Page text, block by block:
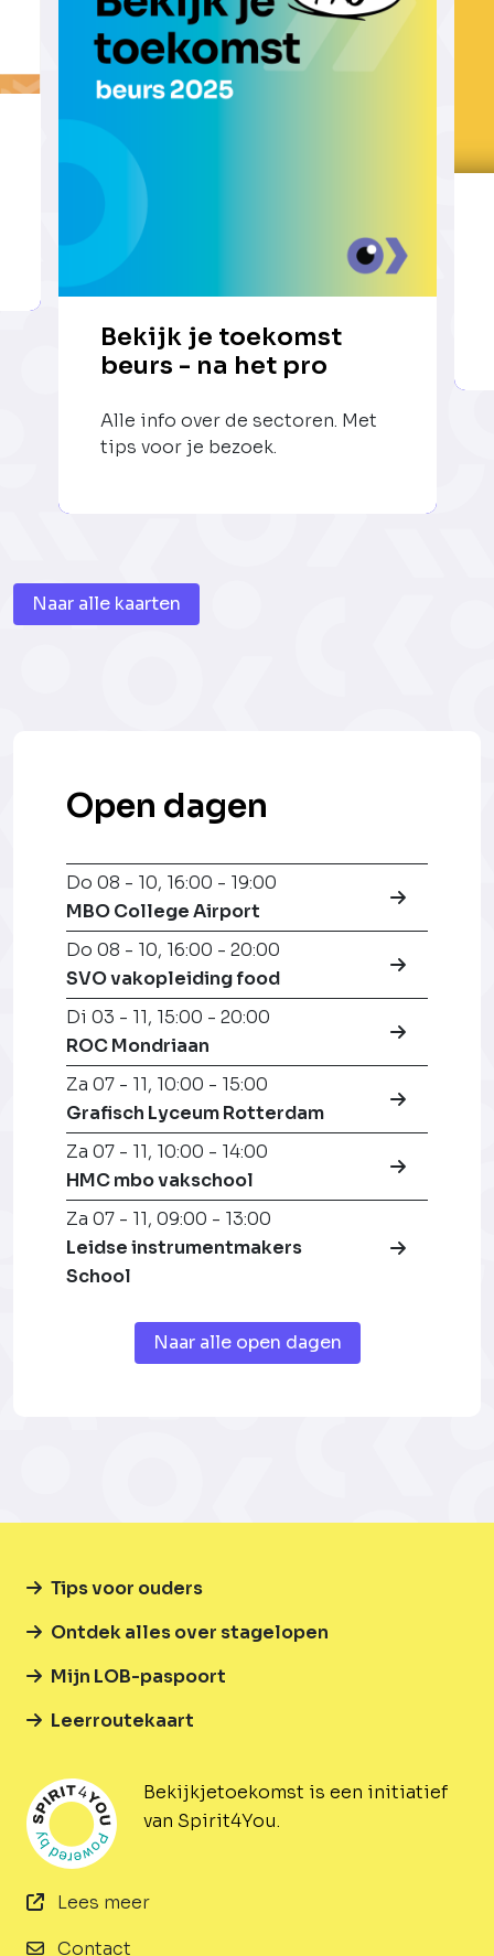
Bekijk je toekomst
beurs - na het pro
Alle info over de sectoren. Met
tips voor je bezoek.
Naar alle kaarten
Open dagen
Do 08 - 10, 16:00 - 19:00
MBO College Airport
Do 08 - 10, 16:00 - 20:00
SVO vakopleiding food
Di 03 - 11, 15:00 - 20:00
ROC Mondriaan
Za 07 - 11, 10:00 - 15:00
Grafisch Lyceum Rotterdam
Za 07 - 11, 10:00 - 14:00
HMC mbo vakschool
Za 07 - 11, 09:00 - 13:00
Leidse instrumentmakers
School
Naar alle open dagen
Bekijkjetoekomst is een initiatief
van Spirit4You.
Lees meer
Contact
Tips voor ouders
Ontdek alles over stagelopen
Mijn LOB-paspoort
Leerroutekaart